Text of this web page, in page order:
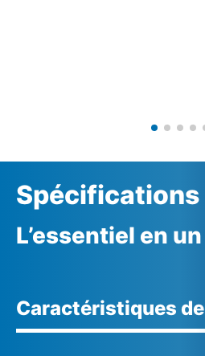
Spécifications
L’essentiel en
Caractéristiques